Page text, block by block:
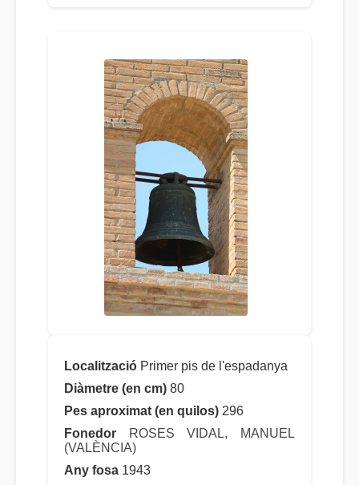
Localització Primer pis de l'espadanya
Diàmetre (en cm) 80
Pes aproximat (en quilos) 296
Fonedor
ROSES VIDAL, MANUEL
(VALÈNCIA)
Any fosa 1943